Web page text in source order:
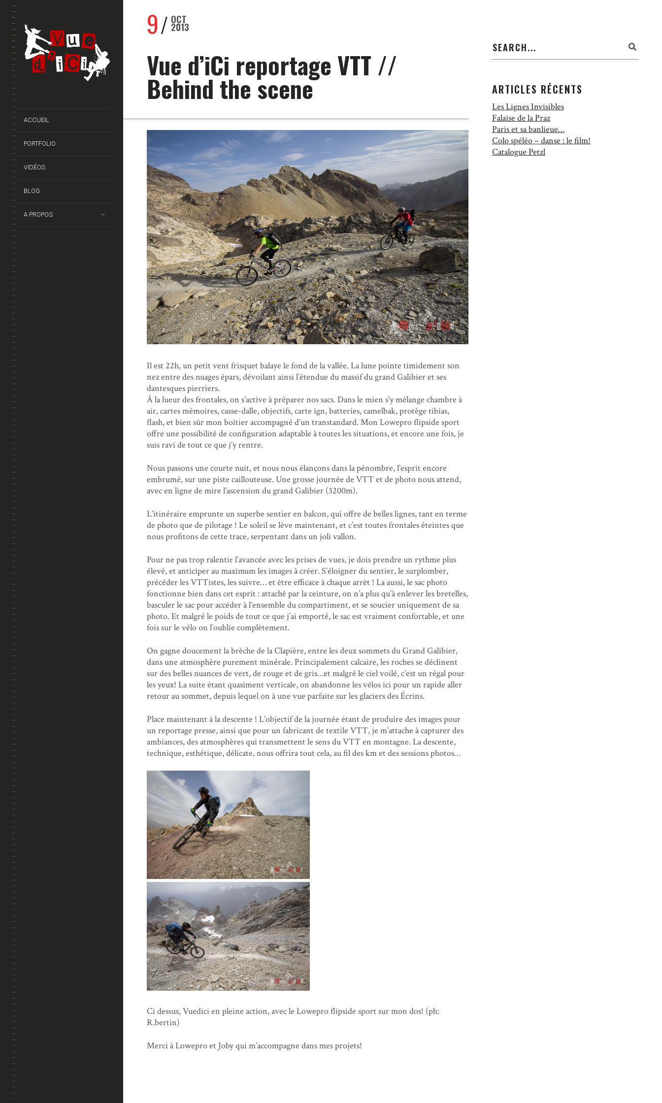
ACCUEIL
PORTFOLIO
VIDÉOS
BLOG
A PROPOS
9 OCT
2013
Vue d’iCi reportage VTT //
Behind the scene
Il est 22h, un petit vent frisquet balaye le fond de la vallée. La lune pointe timidement son
nez entre des nuages épars, dévoilant ainsi l’étendue du massif du grand Galibier et ses
dantesques pierriers.
À la lueur des frontales, on s’active à préparer nos sacs. Dans le mien s’y mélange chambre à
air, cartes mémoires, casse-dalle, objectifs, carte ign, batteries, camelbak, protège tibias,
flash, et bien sûr mon boîtier accompagné d’un transtandard. Mon Lowepro flipside sport
offre une possibilité de configuration adaptable à toutes les situations, et encore une fois, je
suis ravi de tout ce que j’y rentre.
Nous passons une courte nuit, et nous nous élançons dans la pénombre, l’esprit encore
embrumé, sur une piste caillouteuse. Une grosse journée de VTT et de photo nous attend,
avec en ligne de mire l’ascension du grand Galibier (3200m).
L’itinéraire emprunte un superbe sentier en balcon, qui offre de belles lignes, tant en terme
de photo que de pilotage ! Le soleil se lève maintenant, et c’est toutes frontales éteintes que
nous profitons de cette trace, serpentant dans un joli vallon.
Pour ne pas trop ralentir l’avancée avec les prises de vues, je dois prendre un rythme plus
élevé, et anticiper au maximum les images à créer. S’éloigner du sentier, le surplomber,
précéder les VTTistes, les suivre… et être efficace à chaque arrêt ! La aussi, le sac photo
fonctionne bien dans cet esprit : attaché par la ceinture, on n’a plus qu’à enlever les bretelles,
basculer le sac pour accéder à l’ensemble du compartiment, et se soucier uniquement de sa
photo. Et malgré le poids de tout ce que j’ai emporté, le sac est vraiment confortable, et une
fois sur le vélo on l’oublie complètement.
On gagne doucement la brèche de la Clapière, entre les deux sommets du Grand Galibier,
dans une atmosphère purement minérale. Principalement calcaire, les roches se déclinent
sur des belles nuances de vert, de rouge et de gris…et malgré le ciel voilé, c’est un régal pour
les yeux! La suite étant quasiment verticale, on abandonne les vélos ici pour un rapide aller
retour au sommet, depuis lequel on à une vue parfaite sur les glaciers des Écrins.
Place maintenant à la descente ! L’objectif de la journée étant de produire des images pour
un reportage presse, ainsi que pour un fabricant de textile VTT, je m’attache à capturer des
ambiances, des atmosphères qui transmettent le sens du VTT en montagne. La descente,
technique, esthétique, délicate, nous offrira tout cela, au fil des km et des sessions photos…
Ci dessus, Vuedici en pleine action, avec le Lowepro flipside sport sur mon dos! (ph:
R.bertin)
Merci à Lowepro et Joby qui m’accompagne dans mes projets!
ARTICLES RÉCENTS
Les Lignes Invisibles
Falaise de la Praz
Paris et sa banlieue…
Colo spéléo – danse : le film!
Catalogue Petzl